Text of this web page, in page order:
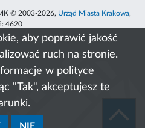
aby poprawić jakość
ruch na stronie.
w polityce
"Tak", akceptujesz te
© 2003-2026, Urząd Miasta Krakowa,
4620